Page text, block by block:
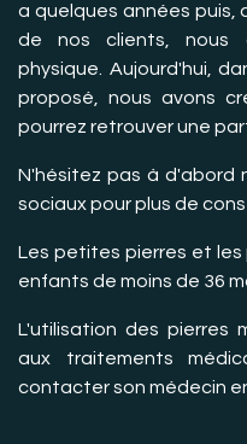
a quelques années puis,
de nos clients, nous
physique. Aujourd'hui,
proposé, nous avons
pourrez retrouver une
N'hésitez pas à d'abord
sociaux pour plus de
Les petites pierres et
enfants de moins de 36
L'utilisation des pierres
aux traitements
contacter son médecin